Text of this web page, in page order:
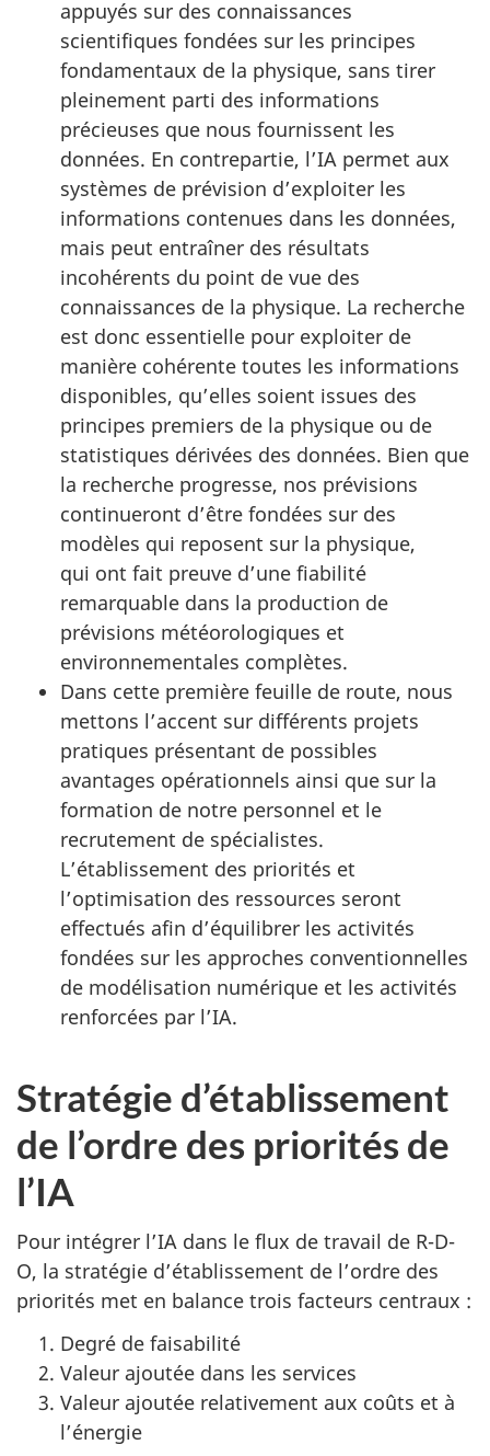
appuyés sur des connaissances
scientifiques fondées sur les principes
fondamentaux de la physique, sans tirer
pleinement parti des informations
précieuses que nous fournissent les
données. En contrepartie, l’IA permet aux
systèmes de prévision d’exploiter les
informations contenues dans les données,
mais peut entraîner des résultats
incohérents du point de vue des
connaissances de la physique. La recherche
est donc essentielle pour exploiter de
manière cohérente toutes les informations
disponibles, qu’elles soient issues des
principes premiers de la physique ou de
statistiques dérivées des données. Bien que
la recherche progresse, nos prévisions
continueront d’être fondées sur des
modèles qui reposent sur la physique,
qui ont fait preuve d’une fiabilité
remarquable dans la production de
prévisions météorologiques et
environnementales complètes.
Dans cette première feuille de route, nous
mettons l’accent sur différents projets
pratiques présentant de possibles
avantages opérationnels ainsi que sur la
formation de notre personnel et le
recrutement de spécialistes.
L’établissement des priorités et
l’optimisation des ressources seront
effectués afin d’équilibrer les activités
fondées sur les approches conventionnelles
de modélisation numérique et les activités
renforcées par l’IA.
Stratégie d’établissement
de l’ordre des priorités de
l’IA
Pour intégrer l’IA dans le flux de travail de R-D-
O, la stratégie d’établissement de l’ordre des
priorités met en balance trois facteurs centraux :
Degré de faisabilité
Valeur ajoutée dans les services
Valeur ajoutée relativement aux coûts et à
l’énergie